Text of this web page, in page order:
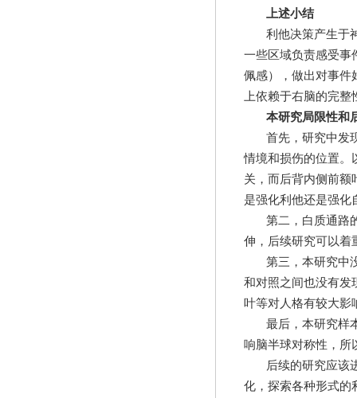
上述小结
利他决策产生于
一些区域负责感受事
佩感），做出对事件
上依赖于右脑的完整
本研究局限性和
首先，研究中发
情境和损伤的位置。
关，而后背内侧前额
是强化利他还是强化
第二，白质通路
伸，后续研究可以着
第三，本研究中
和对照之间也没有发
叶等对人格有较大影
最后，本研究样
响脑半球对称性，所
后续的研究应该
化，探索各种形式的